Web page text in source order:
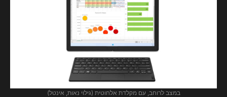
במצב לרוחב, עם מקלדת אלחוטית (גילוי נאות, אינטל)